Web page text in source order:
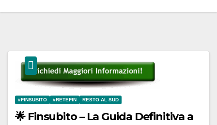
#FINSUBITO #RETEFIN RESTO AL SUD
🌟 Finsubito – La Guida Definitiva a